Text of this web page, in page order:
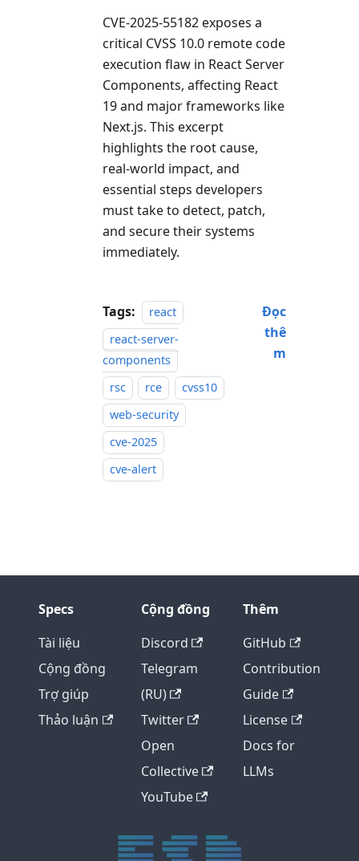
CVE-2025-55182 exposes a
critical CVSS 10.0 remote code
execution flaw in React Server
Components, affecting React
19 and major frameworks like
Next.js. This excerpt
highlights the root cause,
real-world impact, and
essential steps developers
must take to detect, patch,
and secure their systems
immediately.
Tags:
react
react-server-
components
rsc
rce
cvss10
web-security
cve-2025
cve-alert
Đọc
thê
m
Specs
Tài liệu
Cộng đồng
Trợ giúp
Thảo luận
Cộng đồng
Discord
Telegram
(RU)
Twitter
Open
Collective
YouTube
Thêm
GitHub
Contribution
Guide
License
Docs for
LLMs